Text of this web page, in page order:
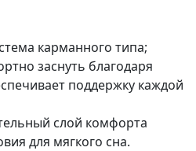
карманного типа;
заснуть благодаря
поддержку каждой
слой комфорта
для мягкого сна.